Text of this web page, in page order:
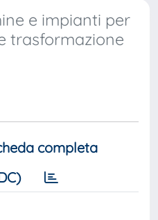
e impianti per
trasformazione
completa